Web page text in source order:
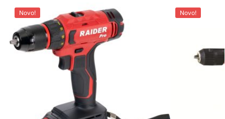
Novo! Novo!